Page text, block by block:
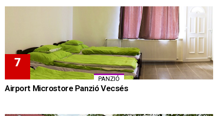
PANZIÓ
Airport Microstore Panzió Vecsés